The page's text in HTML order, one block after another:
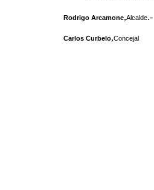
Rodrigo Arcamone,Alcalde.-
Carlos Curbelo,Concejal